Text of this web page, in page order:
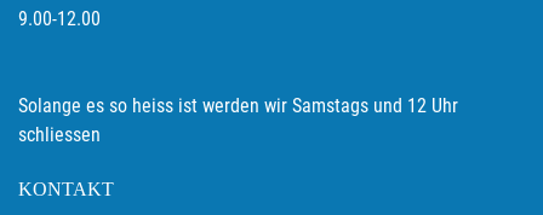
9.00-12.00
Solange es so heiss ist werden wir Samstags und 12 Uhr
schliessen
KONTAKT